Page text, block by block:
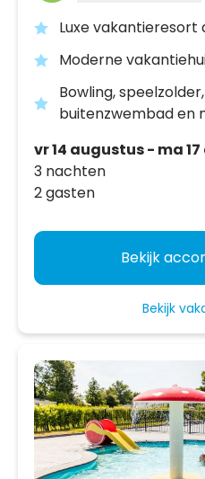
Luxe vakantieresort
Moderne
Bowling,
buitenzwembad en
vr 14 augustus - ma
3 nachten
2 gasten
Bekijk
Bekijk